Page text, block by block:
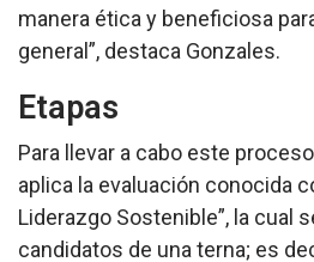
manera ética y beneficiosa
general”, destaca Gonzales.
Etapas
Para llevar a cabo este
aplica la evaluación conocida
Liderazgo Sostenible”, la cual
candidatos de una terna; es